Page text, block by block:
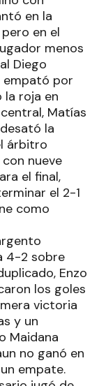
en la
en el
menos
Diego
empató por
la roja en
Matías
la
árbitro
nueve
el final,
el 2-1
como
4-2 sobre
Enzo
los goles
victoria
y un
Maidana
no ganó en
empate.